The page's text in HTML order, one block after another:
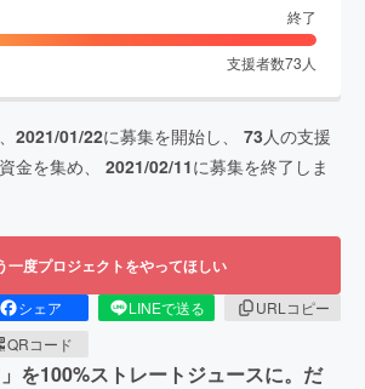
終了
支援者数73 人
2021/01/22に募集を開始し、 73 人の支援
金を集め、 2021/02/11に募集を終了しま
一度プロジェクトをやってほしい
シェア LINEで送る
URLコピー
QRコード
」を100%ストレートジュースに。だ